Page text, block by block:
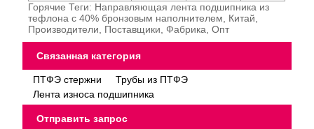
Горячие Теги: Направляющая лента подшипника из
тефлона с 40% бронзовым наполнителем, Китай,
Производители, Поставщики, Фабрика, Опт
Связанная категория
ПТФЭ стержни
Трубы из ПТФЭ
Лента износа подшипника
Отправить запрос